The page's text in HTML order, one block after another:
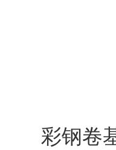
彩钢卷基